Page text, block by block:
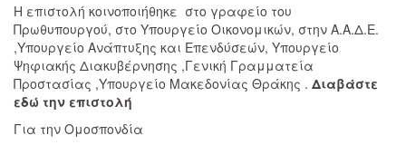
Η επιστολή κοινοποιήθηκε στο γραφείο του
Πρωθυπουργού, στο Υπουργείο Οικονομικών, στην Α.Α.Δ.Ε.
,Υπουργείο Ανάπτυξης και Επενδύσεών, Υπουργείο
Ψηφιακής Διακυβέρνησης ,Γενική Γραμματεία
Προστασίας ,Υπουργείο Μακεδονίας Θράκης . Διαβάστε
εδώ την επιστολή
Για την Ομοσπονδία